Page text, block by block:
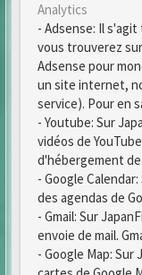
Analytics
- Adsense: Il
vous trouverez
Adsense pour
un site internet,
service). Pour en
- Youtube: Sur
vidéos de
d'hébergement
- Google
des agendas de
- Gmail: Sur
envoie de mail.
- Google Map: